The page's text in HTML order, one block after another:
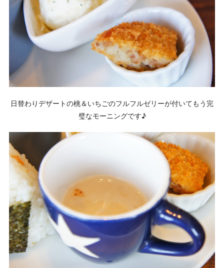
日替わりデザートの桃＆いちごのフルフルゼリーが付いてもう完
璧なモーニングです♪